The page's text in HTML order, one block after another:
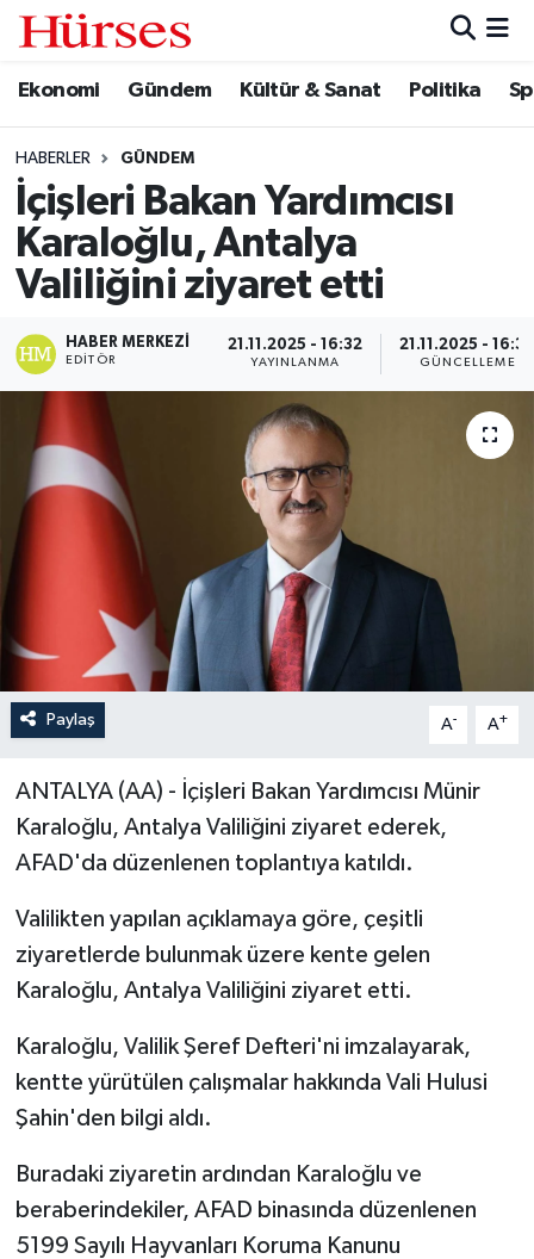
Ekonomi Gündem Kültür & Sanat Politika
HABERLER GÜNDEM
İçişleri Bakan Yardımcısı
Karaloğlu, Antalya
Valiliğini ziyaret etti
HABER MERKEZI
EDITÖR
21.11.2025 - 16:32
YAYINLANMA
21.11.2025 -
GÜNCELLEME
Paylaş A- A+
ANTALYA (AA) - İçişleri Bakan Yardımcısı Münir
Karaloğlu, Antalya Valiliğini ziyaret ederek,
AFAD'da düzenlenen toplantıya katıldı.
Valilikten yapılan açıklamaya göre, çeşitli
ziyaretlerde bulunmak üzere kente gelen
Karaloğlu, Antalya Valiliğini ziyaret etti.
Karaloğlu, Valilik Şeref Defteri'ni imzalayarak,
kentte yürütülen çalışmalar hakkında Vali Hulusi
Şahin'den bilgi aldı.
Buradaki ziyaretin ardından Karaloğlu ve
beraberindekiler, AFAD binasında düzenlenen
5199 Sayılı Hayvanları Koruma Kanunu
Ekonomi
Gündem
Kültür & Sanat
Politika
Spor
Turizm
Hava Durumu
Trafik Durumu
Süper Lig Puan Durumu ve Fikstür
Tüm Manşetler
Son Dakika Haberleri
Haber Arşivi